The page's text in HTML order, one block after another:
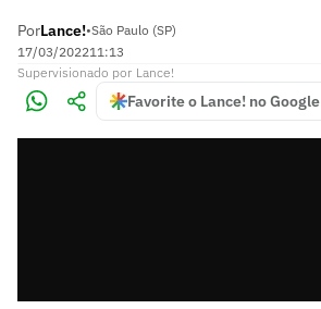
PorLance!•São Paulo (SP)
17/03/202211:13
Supervisionado por Lance!
Favorite o Lance! no Google